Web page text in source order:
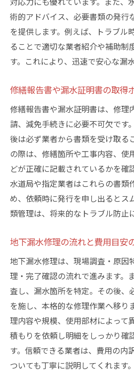
術的アドバイス、必要書類の発行
を提供します。例えば、トラブル
ることで適切な業者紹介や補助制
す。これにより、迅速で安心な漏
修繕報告書や漏水証明書の取得
修繕報告書や漏水証明書は、修理
請、減免手続きに必要不可欠です
後は必ず業者から書類を受け取る
の際は、修繕箇所や工事内容、使
どが正確に記載されているかを確
水道局や指定業者はこれらの書類
め、依頼時に発行を申し出るとス
類管理は、将来的なトラブル防止
地下漏水修理の流れと費用目安
地下漏水修理は、現場調査・原因
理・完了確認の流れで進みます。
査し、漏水箇所を特定。その後、
を施し、本格的な修理作業へ移り
理内容や規模、使用部材によって
積もりを依頼し明細をしっかり確
す。信頼できる業者は、費用の内
ついても丁寧に説明してくれます。